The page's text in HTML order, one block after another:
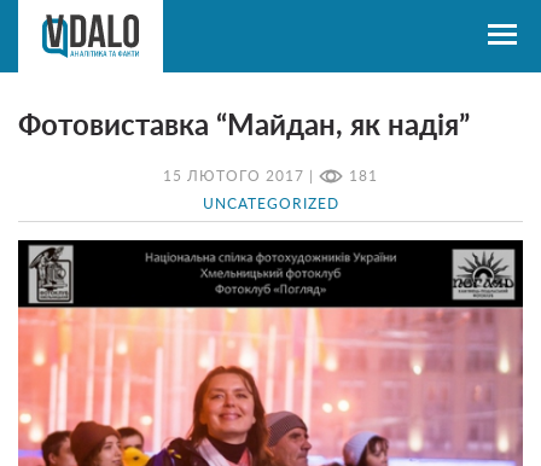
15 ЛЮТОГО 2017 | 181
UNCATEGORIZED
Фотовиставка “Майдан, як надія”